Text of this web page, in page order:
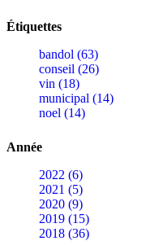
Étiquettes
bandol (63)
conseil (26)
vin (18)
municipal (14)
noel (14)
Année
2022 (6)
2021 (5)
2020 (9)
2019 (15)
2018 (36)